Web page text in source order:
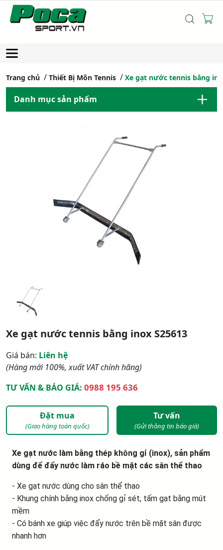
Trang chủ Thiết Bị Môn Tennis Xe gạt nước tennis bằng
Danh mục sản phẩm
Xe gạt nước tennis bằng inox S25613
Giá bán: Liên hệ
(Hàng mới 100%, xuất VAT chính hãng)
TƯ VẤN & BÁO GIÁ: 0988 195 636
Đặt mua
(Giao hàng toàn quốc)
Tư vấn
(Gửi thông tin báo giá)
Xe gạt nước làm bằng thép không gỉ (inox), sản phẩm
dùng để đẩy nước làm ráo bề mặt các sân thể thao
- Xe gạt nước dùng cho sân thể thao
- Khung chính bằng inox chống gỉ sét, tấm gạt bằng mút
mềm
- Có bánh xe giúp việc đẩy nước trên bề mặt sân được
nhanh hơn